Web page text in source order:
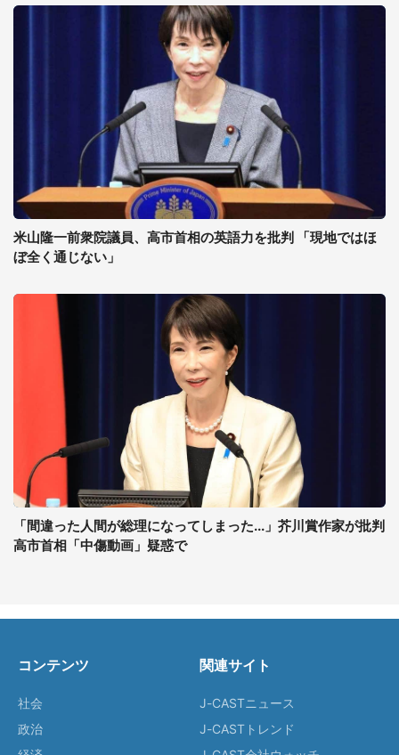
米山隆一前衆院議員、高市首相の英語力を批判 「現地ではほ
ぼ全く通じない」
「間違った人間が総理になってしまった...」芥川賞作家が批判
高市首相「中傷動画」疑惑で
コンテンツ
社会
政治
関連サイト
J-CASTニュース
J-CASTトレンド